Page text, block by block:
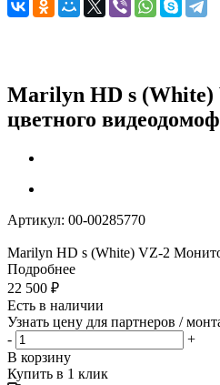
Marilyn HD s
цветного
Артикул: 00-00285770
Marilyn HD s (White) VZ-2
Подробнее
22 500 ₽
Есть в наличии
Узнать цену для партнеров /
-
+
В корзину
Купить в 1 клик